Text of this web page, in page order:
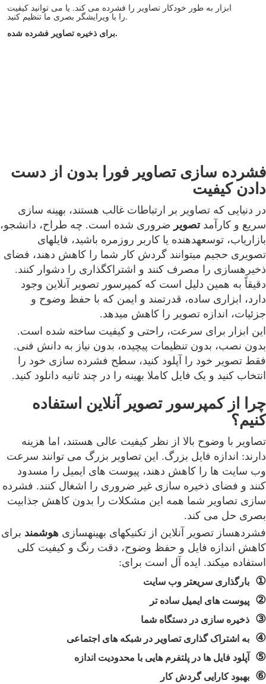
ابزار به طور خودکار تصاویر را فشرده می کند. یا می توانید کیفیت
را با ویرایشگر بصری ما تنظیم کنید.
برای ذخیره تصاویر فشرده شده.
فشرده سازی تصاویر فورا بدون از دست
دادن کیفیت
در دنیایی که تصاویر بر ارتباطات غالب هستند، بهینه سازی
سریع و کارآمدتصویر ضروری شده است. چه طراح، دانشجو،
بازاریاب، توسعهدهنده یا کاربر روزمره باشید، فایلهای
تصویری حجیم میتوانند گردش کار شما را کاهش دهند، فضای
ذخیرهسازی را مصرف کنند و اشتراکگذاری را دشوار کنند.
دقیقاً به همین دلیل است که کمپرسور تصویر آنلاین وجود
دارد، ابزاری ساده، قدرتمند و ایمن که با حفظ وضوح و
جزئیات، اندازه تصویر را کاهش میدهد.
این ابزار برای سرعت، راحتی و کیفیت ساخته شده است.
بدون نصب، بدون تنظیمات پیچیده، بدون نیاز به دانش فنی.
فقط تصویر خود را آپلود کنید، سطح فشرده سازی خود را
انتخاب کنید و یک فایل کاملا بهینه را در چند ثانیه دانلود کنید.
چرا از کمپرسور تصویر آنلاین استفاده
کنیم؟
تصاویر با وضوح بالا از نظر کیفیت عالی هستند، اما هزینه
دارند: اندازه فایل بزرگ. این تصاویر بزرگ می توانند سرعت
وب سایت ها را کاهش دهند، پیوست های ایمیل را مسدود
کنند و فضای ذخیره سازی غیر ضروری را اشغال کنند. فشرده
سازی تصاویر شما همه این مشکلات را بدون کاهش جذابیت
بصری حل می کند.
فشردهساز تصویر آنلاین از تکنیکهای بهینهسازی هوشمند برای
کاهش اندازه فایل و حفظ وضوح، دقت رنگ و کیفیت کلی
استفاده میکند. ایده آل است برای:
① بارگذاری سریعتر وب سایت
② پیوست های ایمیل ساده تر
③ ذخیره سازی در دستگاه شما
④ به اشتراک گذاری تصاویر در شبکه های اجتماعی
⑤ آپلود فایل ها در پلتفرم هایی با محدودیت اندازه
⑥ بهبود کارایی گردش کار